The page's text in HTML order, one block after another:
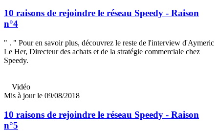
10 raisons de rejoindre le réseau Speedy - Raison
n°4
" . " Pour en savoir plus, découvrez le reste de l'interview d'Aymeric
Le Her, Directeur des achats et de la stratégie commerciale chez
Speedy.
Vidéo
Mis à jour le 09/08/2018
10 raisons de rejoindre le réseau Speedy - Raison
n°5